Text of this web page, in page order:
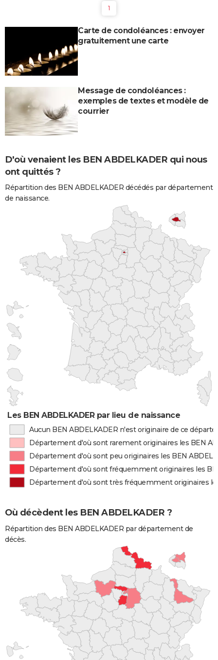
1
Carte de condoléances : envoyer
gratuitement une carte
Message de condoléances :
exemples de textes et modèle de
courrier
D'où venaient les BEN ABDELKADER qui nous
ont quittés ?
Répartition des BEN ABDELKADER décédés par département
de naissance.
Les BEN ABDELKADER par lieu de naissance
Aucun BEN ABDELKADER n'est originaire de ce
Département d'où sont rarement originaires les BEN
Département d'où sont peu originaires les BEN
Département d'où sont fréquemment originaires les
Département d'où sont très fréquemment originaires
Où décèdent les BEN ABDELKADER ?
Répartition des BEN ABDELKADER par département de
décès.